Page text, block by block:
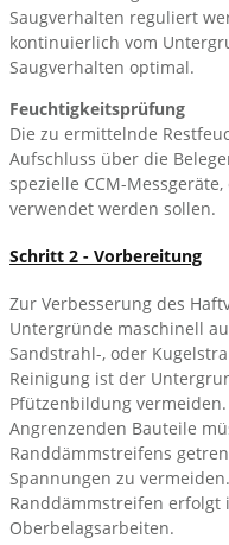
Saugverhalten reguliert
kontinuierlich vom
Saugverhalten optimal.
Feuchtigkeitsprüfung
Die zu ermittelnde
Aufschluss über die
spezielle CCM-
verwendet werden sollen.
Schritt 2 - Vorbereitung
Zur Verbesserung des
Untergründe maschinell
Sandstrahl-, oder
Reinigung ist der
Pfützenbildung vermeiden.
Angrenzenden Bauteile
Randdämmstreifens
Spannungen zu
Randdämmstreifen erfolgt
Oberbelagsarbeiten.